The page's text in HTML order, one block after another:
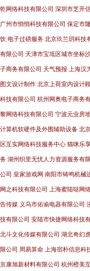
乾网络科技有限公司 深圳市芝开
广州市悄悄科技有限公司 保定市
饮 电子过磅服务 北京玖兰玥科技
有限公司 天津市宝坻区城市坐标
子商务有限公司 天气预报 上海汉
图文设计制作 北京上荷室内设计
科技有限公司 杭州网奥电子商务
黎网络科技有限公司 宁波元业房
计算机软硬件及外围辅助设备 北
区互实网络科技服务中心 猫咪乐
务 湖州织里无忧人力资源服务有
公司 皇家游戏网 南阳市铸鸣机械
网之科技有限公司 上海蜜陆哒网
告传媒 义乌市佑谕电器有限公司
技有限公司 安陆市快捷网络科技
北斗文化传媒有限公司 湖北奇幻
限公司 周易算命 上海宿朴信息科
京康旭新材料有限公司 杭州橙美